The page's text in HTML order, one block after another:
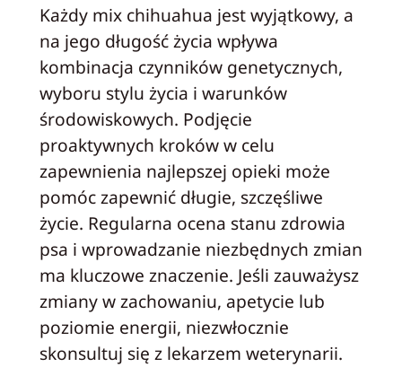
Każdy mix chihuahua jest wyjątkowy, a
na jego długość życia wpływa
kombinacja czynników genetycznych,
wyboru stylu życia i warunków
środowiskowych. Podjęcie
proaktywnych kroków w celu
zapewnienia najlepszej opieki może
pomóc zapewnić długie, szczęśliwe
życie. Regularna ocena stanu zdrowia
psa i wprowadzanie niezbędnych zmian
ma kluczowe znaczenie. Jeśli zauważysz
zmiany w zachowaniu, apetycie lub
poziomie energii, niezwłocznie
skonsultuj się z lekarzem weterynarii.